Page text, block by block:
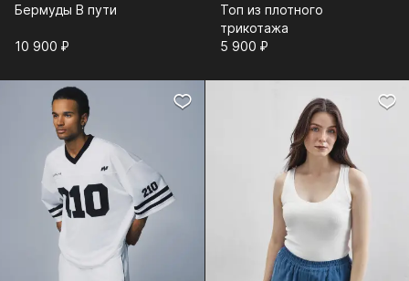
Бермуды В пути
10 900⁠ ⁠₽
Топ из плотного
трикотажа
5 900⁠ ⁠₽